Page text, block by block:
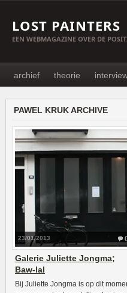
LOST PAINTERS
EEN WEBMAGAZINE OVER DE
archief theorie
PAWEL KRUK ARCHIVE
23/01/2013
Galerie Juliette Jongma;
Baw-lal
Bij Juliette Jongma is op dit